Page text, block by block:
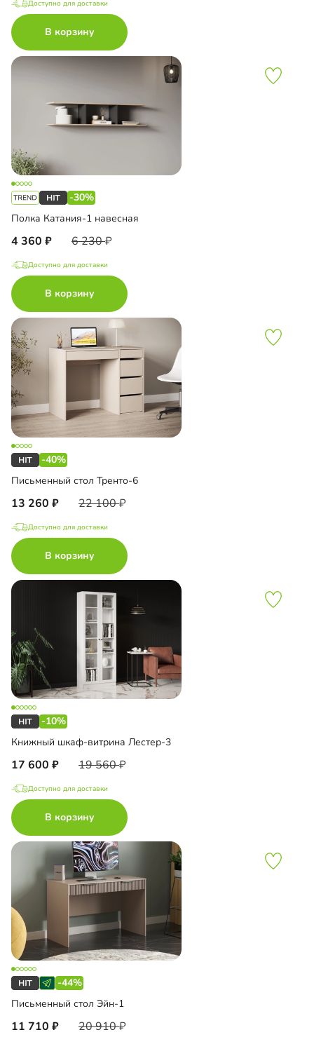
Доступно для доставки
В корзину
-30%
Полка Катания-1 навесная
4 360 6 230
Доступно для доставки
В корзину
-40%
Письменный стол Тренто-6
13 260 22 100
Доступно для доставки
В корзину
-10%
Книжный шкаф-витрина Лестер-3
17 600 19 560
Доступно для доставки
В корзину
-44%
Письменный стол Эйн-1
11 710 20 910